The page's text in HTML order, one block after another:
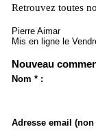
Retrouvez toutes
Pierre Aimar
Mis en ligne le
Nouveau
Nom * :
Adresse email